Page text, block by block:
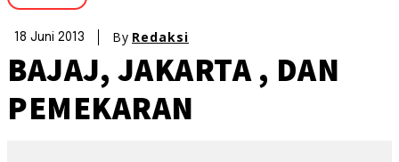
18 Juni 2013 By Redaksi
BAJAJ, JAKARTA , DAN
PEMEKARAN